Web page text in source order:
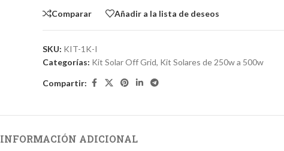
Comparar Añadir a la lista de deseos
SKU: KIT-1K-I
Categorías: Kit Solar Off Grid, Kit Solares de 250w a 500w
Compartir:
INFORMACIÓN ADICIONAL